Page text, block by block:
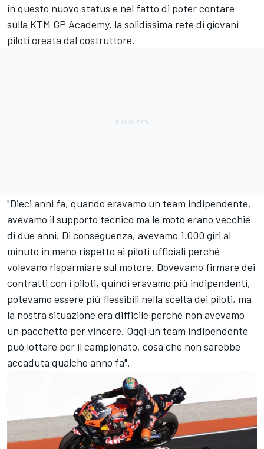
in questo nuovo status e nel fatto di poter contare
sulla KTM GP Academy, la solidissima rete di giovani
piloti creata dal costruttore.
"Dieci anni fa, quando eravamo un team indipendente,
avevamo il supporto tecnico ma le moto erano vecchie
di due anni. Di conseguenza, avevamo 1.000 giri al
minuto in meno rispetto ai piloti ufficiali perché
volevano risparmiare sul motore. Dovevamo firmare dei
contratti con i piloti, quindi eravamo più indipendenti,
potevamo essere più flessibili nella scelta dei piloti, ma
la nostra situazione era difficile perché non avevamo
un pacchetto per vincere. Oggi un team indipendente
può lottare per il campionato, cosa che non sarebbe
accaduta qualche anno fa".